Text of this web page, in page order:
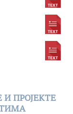
И ПРОЈЕКТЕ